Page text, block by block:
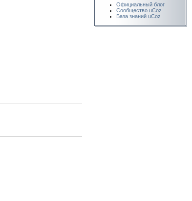
Официальный блог
Сообщество uCoz
База знаний uCoz